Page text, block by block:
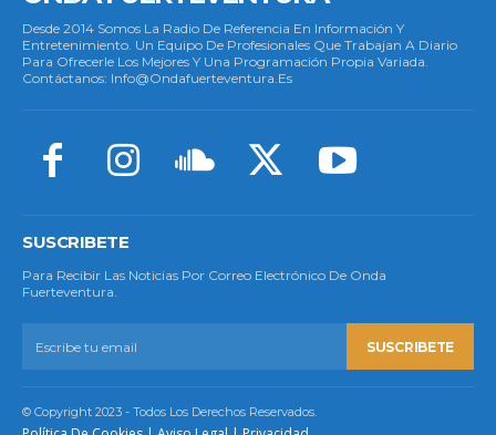
Desde 2014 Somos La Radio De Referencia En Información Y
Entretenimiento. Un Equipo De Profesionales Que Trabajan A Diario
Para Ofrecerle Los Mejores Y Una Programación Propia Variada.
Contáctanos: Info@ondafuerteventura.es
SUSCRIBETE
Para Recibir Las Noticias Por Correo Electrónico De Onda
Fuerteventura.
SUSCRIBETE
© Copyright 2023 - Todos Los Derechos Reservados.